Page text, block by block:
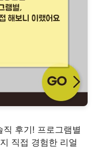
후기! 프로그램별
직접 경험한 리얼